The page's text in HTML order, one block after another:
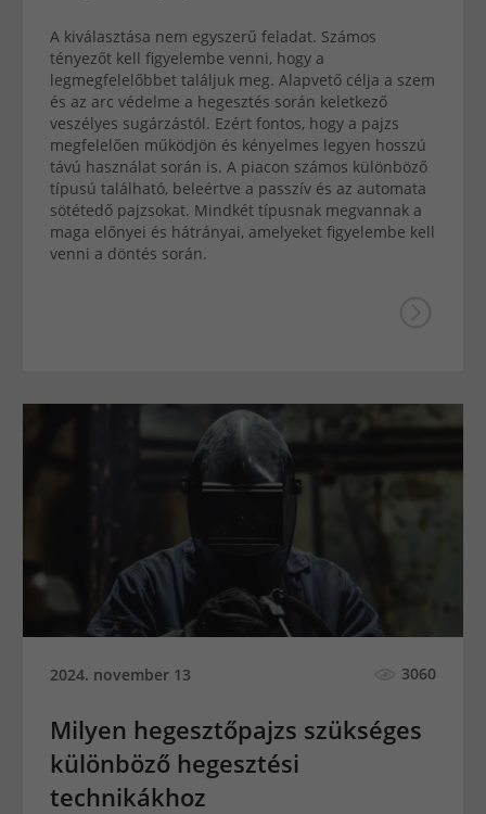
A kiválasztása nem egyszerű feladat. Számos
tényezőt kell figyelembe venni, hogy a
legmegfelelőbbet találjuk meg. Alapvető célja a szem
és az arc védelme a hegesztés során keletkező
veszélyes sugárzástól. Ezért fontos, hogy a pajzs
megfelelően működjön és kényelmes legyen hosszú
távú használat során is. A piacon számos különböző
típusú található, beleértve a passzív és az automata
sötétedő pajzsokat. Mindkét típusnak megvannak a
maga előnyei és hátrányai, amelyeket figyelembe kell
venni a döntés során.
2024. november 13 3060
Milyen hegesztőpajzs szükséges
különböző hegesztési
technikákhoz